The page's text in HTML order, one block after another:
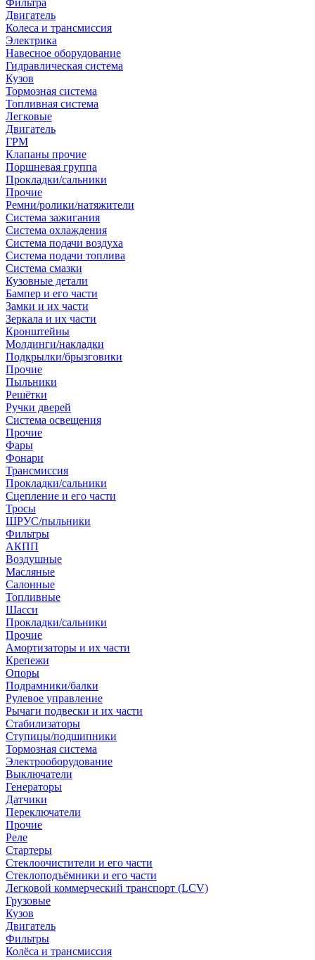
Фильтра
Двигатель
Колеса и трансмиссия
Электрика
Навесное оборудование
Гидравлическая система
Кузов
Тормозная система
Топливная система
Легковые
Двигатель
ГРМ
Клапаны прочие
Поршневая группа
Прокладки/сальники
Прочие
Ремни/ролики/натяжители
Система зажигания
Система охлаждения
Система подачи воздуха
Система подачи топлива
Система смазки
Кузовные детали
Бампер и его части
Замки и их части
Зеркала и их части
Кронштейны
Молдинги/накладки
Подкрылки/брызговики
Прочие
Пыльники
Решётки
Ручки дверей
Система освещения
Прочие
Фары
Фонари
Трансмиссия
Прокладки/сальники
Сцепление и его части
Тросы
ШРУС/пыльники
Фильтры
АКПП
Воздушные
Масляные
Салонные
Топливные
Шасси
Прокладки/сальники
Прочие
Амортизаторы и их части
Крепежи
Опоры
Подрамники/балки
Рулевое управление
Рычаги подвески и их части
Стабилизаторы
Ступицы/подшипники
Тормозная система
Электрооборудование
Выключатели
Генераторы
Датчики
Переключатели
Прочие
Реле
Стартеры
Стеклоочистители и его части
Стеклоподъёмники и его части
Легковой коммерческий транспорт (LCV)
Грузовые
Кузов
Двигатель
Фильтры
Колёса и трансмиссия